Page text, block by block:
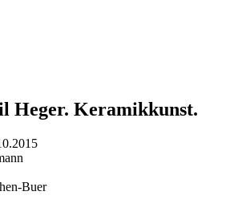
Heger. Keramikkunst.
Buer